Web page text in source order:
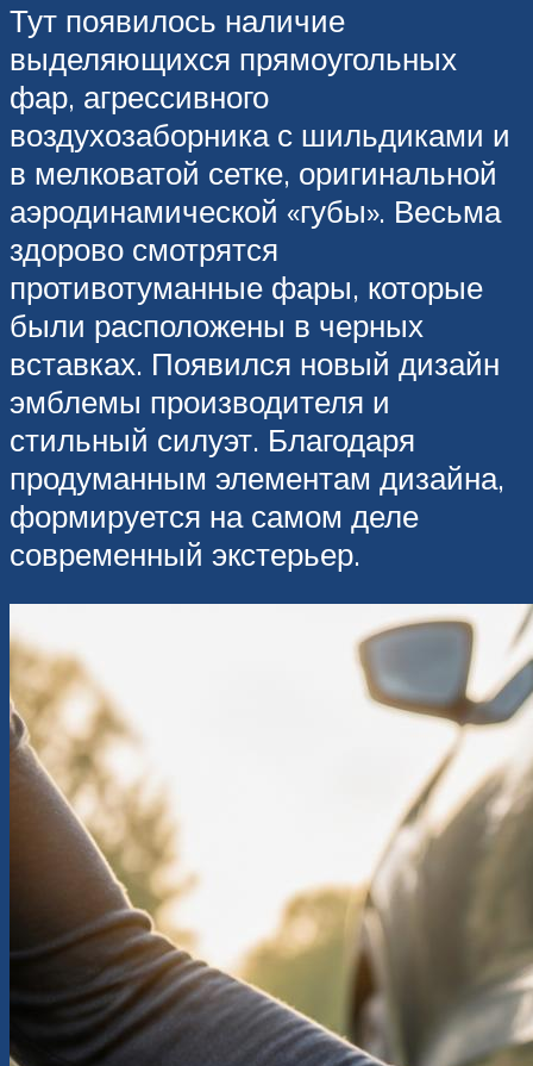
Тут появилось наличие
выделяющихся прямоугольных
фар, агрессивного
воздухозаборника с шильдиками и
в мелковатой сетке, оригинальной
аэродинамической «губы». Весьма
здорово смотрятся
противотуманные фары, которые
были расположены в черных
вставках. Появился новый дизайн
эмблемы производителя и
стильный силуэт. Благодаря
продуманным элементам дизайна,
формируется на самом деле
современный экстерьер.